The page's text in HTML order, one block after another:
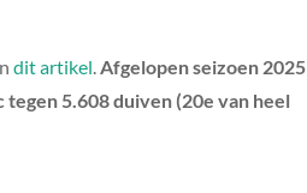
dit artikel Afgelopen seizoen 2025
5.608 duiven (20e van heel